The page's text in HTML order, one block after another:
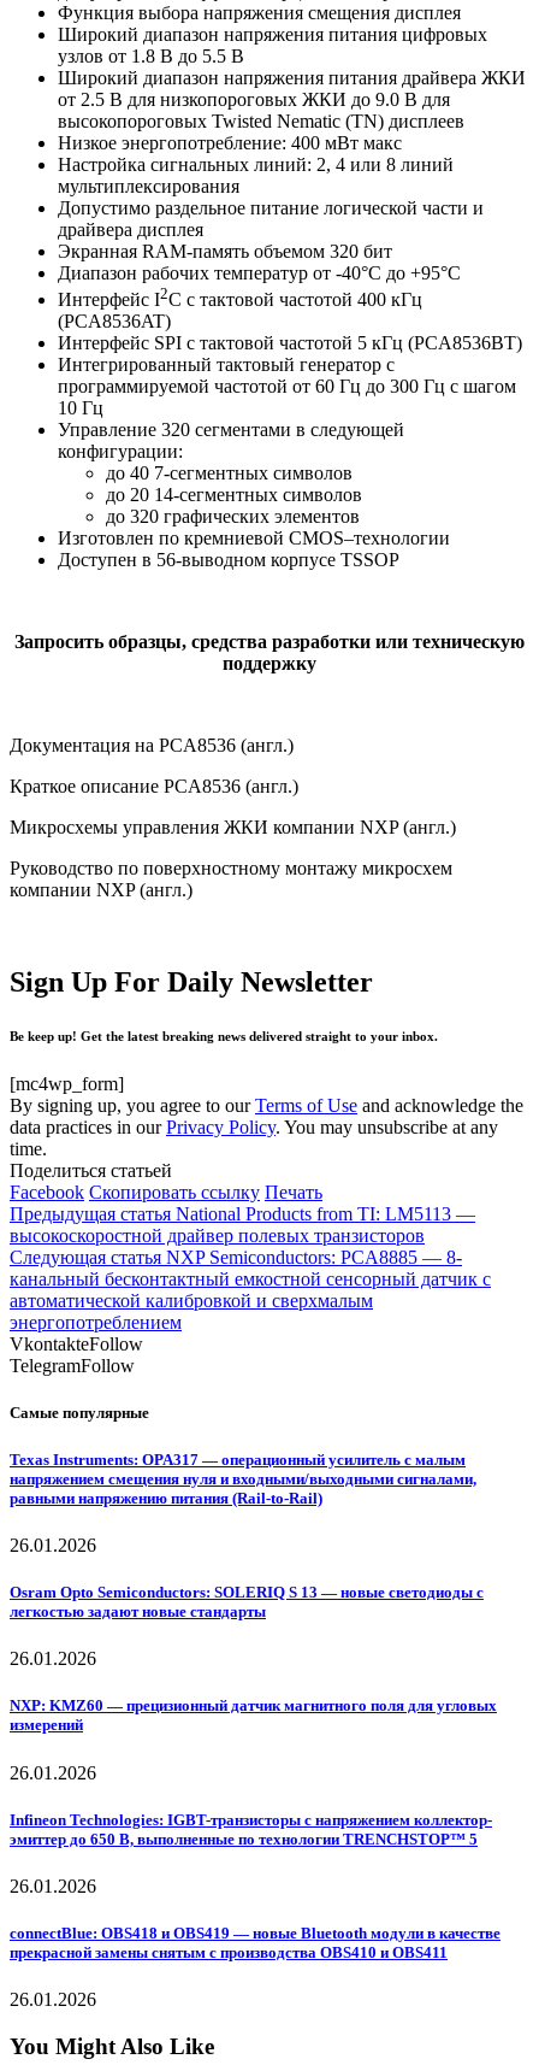
Функция выбора напряжения смещения дисплея
Широкий диапазон напряжения питания цифровых
узлов от 1.8 В до 5.5 В
Широкий диапазон напряжения питания драйвера ЖКИ
от 2.5 В для низкопороговых ЖКИ до 9.0 В для
высокопороговых Twisted Nematic (TN) дисплеев
Низкое энергопотребление: 400 мВт макс
Настройка сигнальных линий: 2, 4 или 8 линий
мультиплексирования
Допустимо раздельное питание логической части и
драйвера дисплея
Экранная RAM-память объемом 320 бит
Диапазон рабочих температур от -40°C до +95°C
Интерфейс I2C с тактовой частотой 400 кГц
(PCA8536AT)
Интерфейс SPI с тактовой частотой 5 кГц (PCA8536BT)
Интегрированный тактовый генератор с
программируемой частотой от 60 Гц до 300 Гц с шагом
10 Гц
Управление 320 сегментами в следующей
конфигурации:
до 40 7-сегментных символов
до 20 14-сегментных символов
до 320 графических элементов
Изготовлен по кремниевой CMOS–технологии
Доступен в 56-выводном корпусе TSSOP
Запросить образцы, средства разработки или техническую
поддержку
Документация на PCA8536 (англ.)
Краткое описание PCA8536 (англ.)
Микросхемы управления ЖКИ компании NXP (англ.)
Руководство по поверхностному монтажу микросхем
компании NXP (англ.)
Sign Up For Daily Newsletter
Be keep up! Get the latest breaking news delivered straight to your inbox.
[mc4wp_form]
By signing up, you agree to ourTerms of Use and acknowledge the
data practices in ourPrivacy Policy. You may unsubscribe at any
time.
Поделиться статьей
Facebook Скопировать ссылку Печать
Предыдущая статья National Products from TI: LM5113 —
высокоскоростной драйвер полевых транзисторов
Следующая статья NXP Semiconductors: PCA8885 — 8-
канальный бесконтактный емкостной сенсорный датчик с
автоматической калибровкой и сверхмалым
энергопотреблением
VkontakteFollow
TelegramFollow
Самые популярные
Texas Instruments: OPA317 — операционный усилитель с малым
напряжением смещения нуля и входными/выходными сигналами,
равными напряжению питания (Rail-to-Rail)
26.01.2026
Osram Opto Semiconductors: SOLERIQ S 13 — новые светодиоды с
легкостью задают новые стандарты
26.01.2026
NXP: KMZ60 — прецизионный датчик магнитного поля для угловых
измерений
26.01.2026
Infineon Technologies: IGBT-транзисторы с напряжением коллектор-
эмиттер до 650 В, выполненные по технологии TRENCHSTOP™ 5
26.01.2026
connectBlue: OBS418 и OBS419 — новые Bluetooth модули в качестве
прекрасной замены снятым с производства OBS410 и OBS411
26.01.2026
You Might Also Like